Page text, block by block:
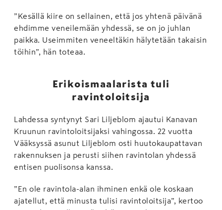
”Kesällä kiire on sellainen, että jos yhtenä päivänä
ehdimme veneilemään yhdessä, se on jo juhlan
paikka. Useimmiten veneeltäkin hälytetään takaisin
töihin”, hän toteaa.
Erikoismaalarista tuli
ravintoloitsija
Lahdessa syntynyt Sari Liljeblom ajautui Kanavan
Kruunun ravintoloitsijaksi vahingossa. 22 vuotta
Vääksyssä asunut Liljeblom osti huutokaupattavan
rakennuksen ja perusti siihen ravintolan yhdessä
entisen puolisonsa kanssa.
”En ole ravintola-alan ihminen enkä ole koskaan
ajatellut, että minusta tulisi ravintoloitsija”, kertoo